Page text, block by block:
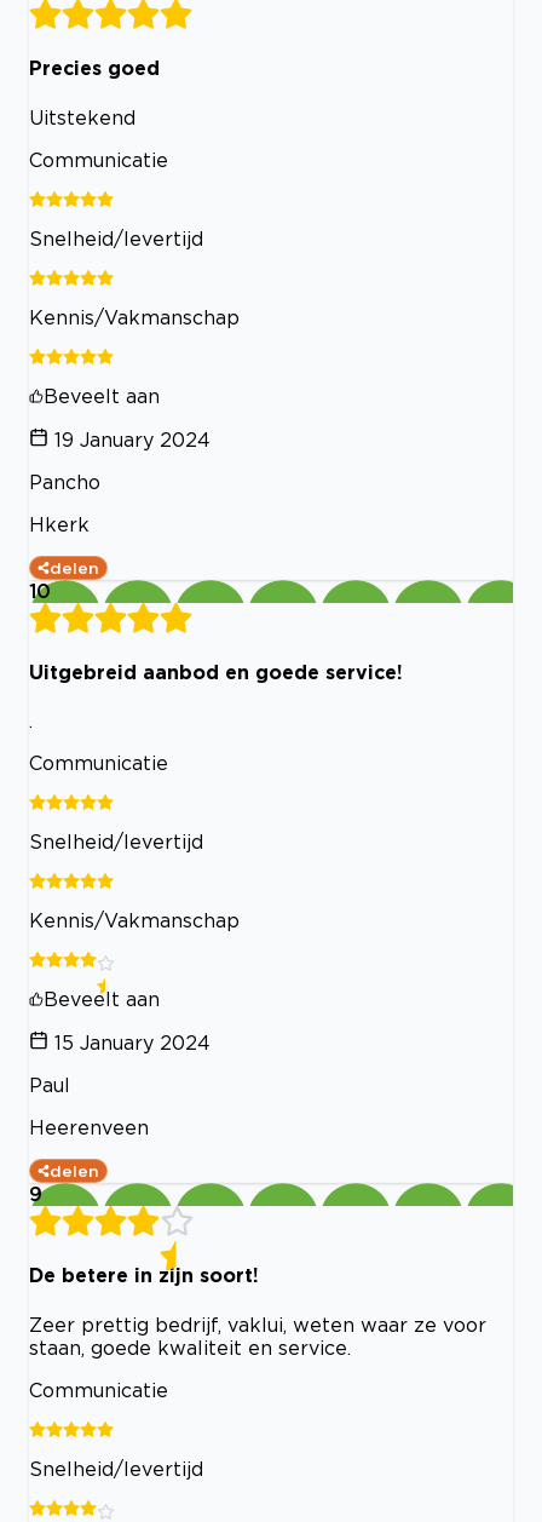
Precies goed
Uitstekend
Communicatie
Snelheid/levertijd
Kennis/Vakmanschap
Beveelt aan
19 January 2024
Pancho
Hkerk
delen
10
Uitgebreid aanbod en goede service!
.
Communicatie
Snelheid/levertijd
Kennis/Vakmanschap
Beveelt aan
15 January 2024
Paul
Heerenveen
delen
9
De betere in zijn soort!
Zeer prettig bedrijf, vaklui, weten waar ze voor
staan, goede kwaliteit en service.
Communicatie
Snelheid/levertijd